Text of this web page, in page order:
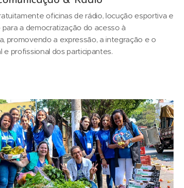
oficinas de rádio, locução esportiva e
a democratização do acesso à
promovendo a expressão, a integração e o
profissional dos participantes.